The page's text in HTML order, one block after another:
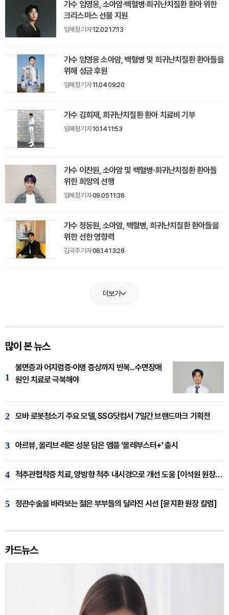
가수 임영웅, 소아암·백혈병·희귀난치질환 환아 위한
크리스마스 선물 지원
임혜정 기자12.02 17:13
가수 임영웅 소아암, 백혈병 및 희귀난치질환 환아들을
위해 성금 후원
임혜정 기자11.04 09:20
가수 김희재, 희귀난치질환 환아 치료비 기부
임혜정 기자10.14 11:53
가수 이찬원, 소아암 및 백혈병·희귀난치질환 환아들
위한 희망의 선행
임혜정 기자09.05 11:36
가수 정동원, 소아암, 백혈병, 희귀난치질환 환아들을
위한 선한 영향력
김국주 기자08.14 13:28
더보기
많이 본 뉴스
1
불면증과 어지럼증·이명 증상까지 반복...수면장애
원인 치료로 극복해야
2 모바 로봇청소기 주요 모델, SSG닷컴서 7일간 브랜드마크 기획전
3 아르뷰, 올리브·레몬 성분 담은 앰플 ‘올레부스터+’ 출시
4 척추관협착증 치료, 양방향 척추 내시경으로 개선 도움 [이석원 원장 칼럼]
5 정관수술을 바라보는 젊은 부부들의 달라진 시선 [윤지환 원장 칼럼]
카드뉴스